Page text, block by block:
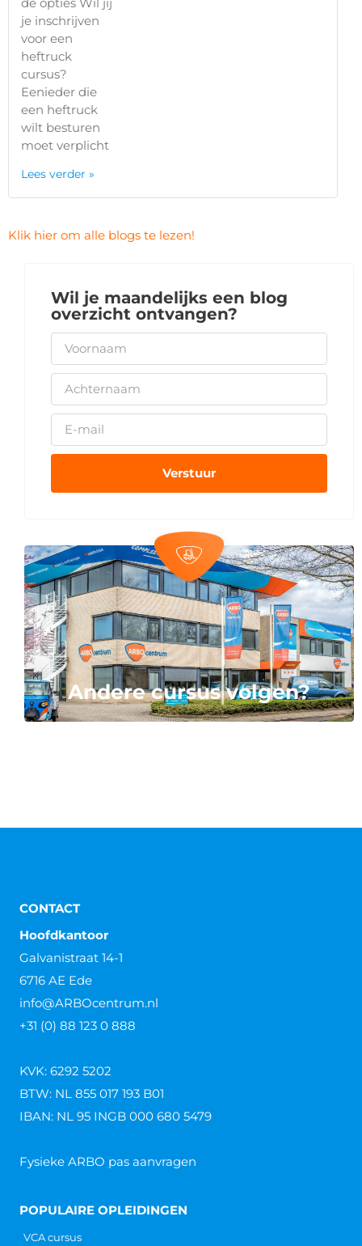
je inschrijven
voor een
heftruck
cursus?
Eenieder die
een heftruck
wilt besturen
moet verplicht
Lees verder »
Klik hier om alle blogs te lezen!
Wil je maandelijks een blog
overzicht ontvangen?
Verstuur
Andere cursus volgen?
CONTACT
Hoofdkantoor
Galvanistraat 14-1
6716 AE Ede
info@ARBOcentrum.nl
+31 (0) 88 123 0 888
KVK: 6292 5202
BTW: NL 855 017 193 B01
IBAN: NL 95 INGB 000 680 5479
Fysieke ARBO pas aanvragen
POPULAIRE OPLEIDINGEN
VCA cursus